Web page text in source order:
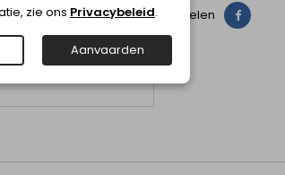
Delen Delen
zie ons Privacybeleid.
Aanvaarden